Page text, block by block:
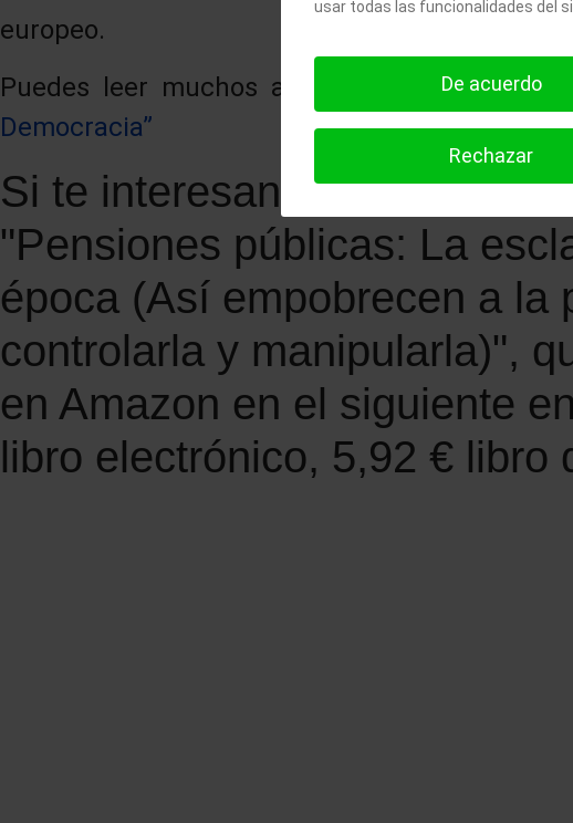
europeo.
Puedes leer muchos artículos similares a
Democracia”
Si te interesan estos temas,
"Pensiones públicas: La
época (Así empobrecen a la
controlarla y manipularla)",
en Amazon en el siguiente
libro electrónico, 5,92 € libro
usar todas las funcionalidades del
De acuerdo
Rechazar